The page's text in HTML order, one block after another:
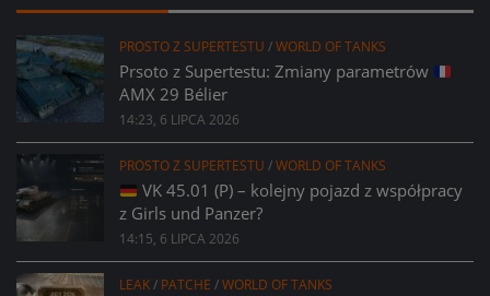
PROSTO Z SUPERTESTU /WORLD OF TANKS
Prsoto z Supertestu: Zmiany parametrów
AMX 29 Bélier
14:23, 6 LIPCA 2026
PROSTO Z SUPERTESTU /WORLD OF TANKS
VK 45.01 (P) – kolejny pojazd z współpracy
z Girls und Panzer?
14:15, 6 LIPCA 2026
LEAK/ PATCHE /WORLD OF TANKS